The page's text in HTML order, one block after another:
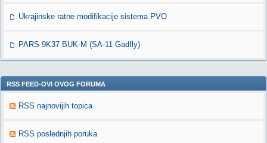
Ukrajinske ratne modifikacije sistema PVO
PARS 9K37 BUK-M (SA-11 Gadfly)
RSS FEED-OVI OVOG FORUMA
RSS najnovijih topica
RSS poslednjih poruka